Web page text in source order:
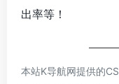
出率等！
本站K导航网提供的